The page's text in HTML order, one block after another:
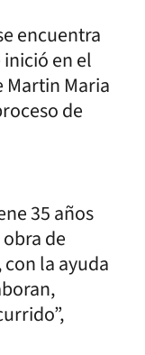
encuentra
en el
Martin Maria
de
35 años
de
la ayuda